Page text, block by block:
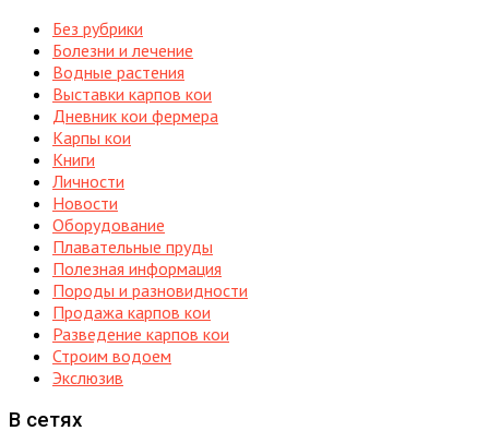
Без рубрики
Болезни и лечение
Водные растения
Выставки карпов кои
Дневник кои фермера
Карпы кои
Книги
Личности
Новости
Оборудование
Плавательные пруды
Полезная информация
Породы и разновидности
Продажа карпов кои
Разведение карпов кои
Строим водоем
Экслюзив
В сетях